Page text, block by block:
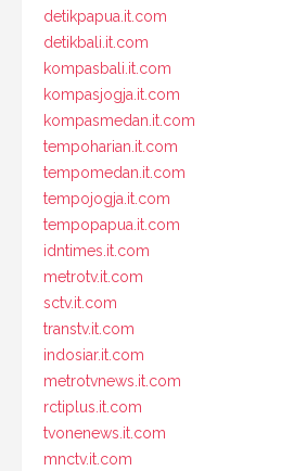
detikpapua.it.com
detikbali.it.com
kompasbali.it.com
kompasjogja.it.com
kompasmedan.it.com
tempoharian.it.com
tempomedan.it.com
tempojogja.it.com
tempopapua.it.com
idntimes.it.com
metrotv.it.com
sctv.it.com
transtv.it.com
indosiar.it.com
metrotvnews.it.com
rctiplus.it.com
tvonenews.it.com
mnctv.it.com